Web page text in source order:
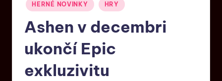
HERNÉ NOVINKY HRY
Ashen v decembri
ukončí Epic
exkluzivitu